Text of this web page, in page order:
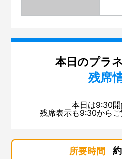
本日のプラ
残席
本日は9:30開
残席表示も9:30からご
所要時間 約